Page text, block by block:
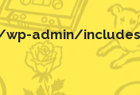
admin/